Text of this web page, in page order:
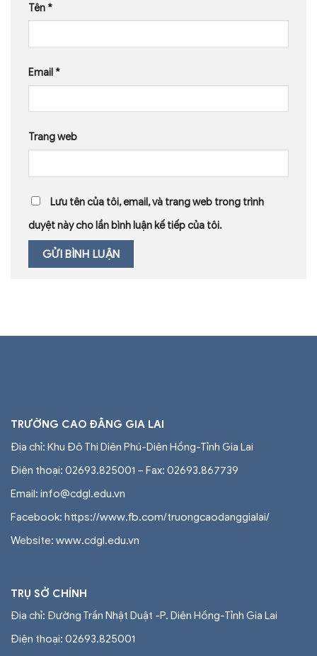
Tên *
Email *
Trang web
Lưu tên của tôi, email, và trang web trong trình
duyệt này cho lần bình luận kế tiếp của tôi.
TRƯỜNG CAO ĐẲNG GIA LAI
Địa chỉ: Khu Đô Thị Diên Phú-Diên Hồng-Tỉnh Gia Lai
Điện thoại: 02693.825001 – Fax: 02693.867739
Email: info@cdgl.edu.vn
Facebook: https://www.fb.com/truongcaodanggialai/
Website: www.cdgl.edu.vn
TRỤ SỞ CHÍNH
Địa chỉ: Đường Trần Nhật Duật -P. Diên Hồng-Tỉnh Gia Lai
Điện thoại: 02693.825001